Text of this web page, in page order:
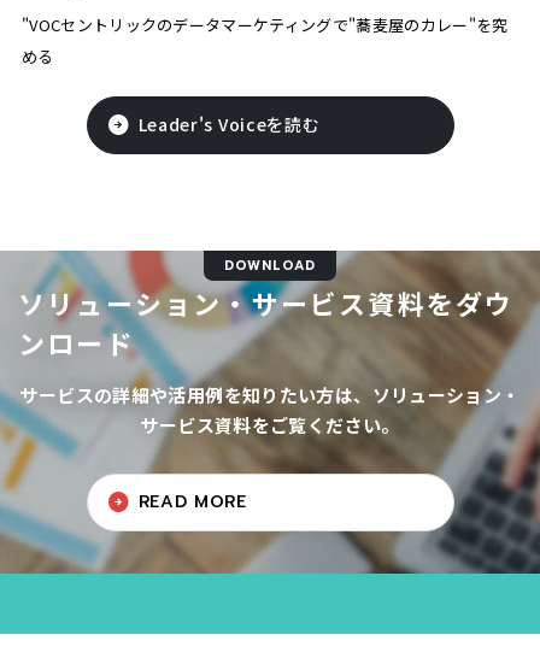
"VOCセントリックのデータマーケティングで"蕎麦屋のカレー"を究
める
Leader's Voiceを読む
DOWNLOAD
ソリューション・サービス資料をダウ
ンロード
サービスの詳細や活用例を知りたい方は、ソリューション・
サービス資料をご覧ください。
READ MORE